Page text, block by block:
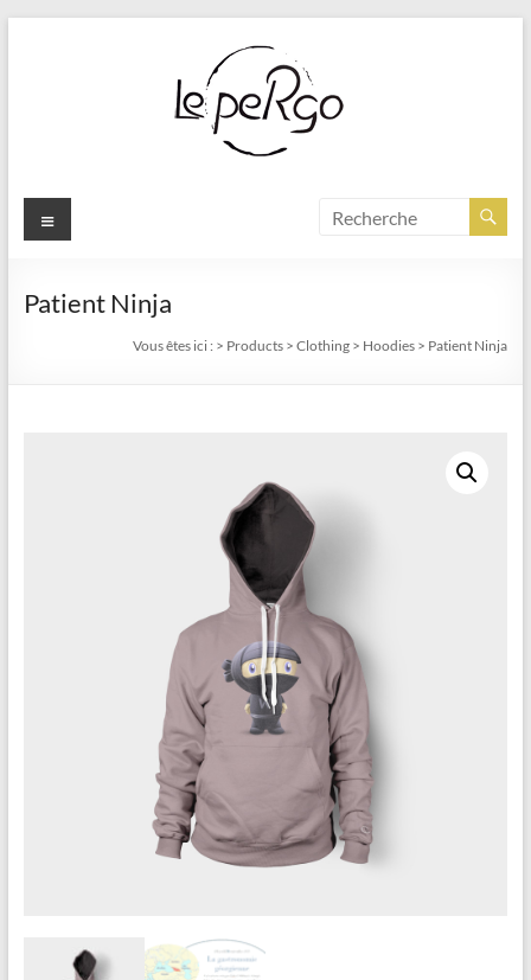
Menu
Patient Ninja
Vous êtes ici : > Products >Clothing > Hoodies > Patient Ninja